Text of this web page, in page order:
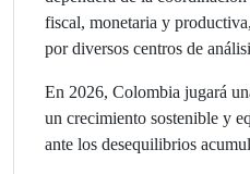
fiscal, monetaria y
por diversos centros de
En 2026, Colombia jugará
un crecimiento sostenible y
ante los desequilibrios